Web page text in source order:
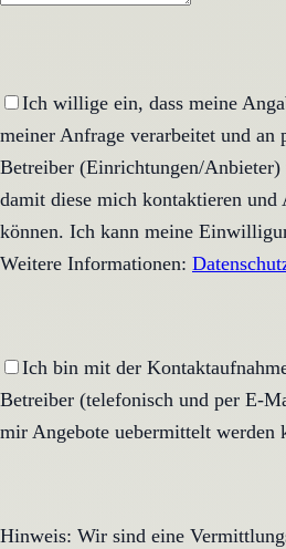
Ich willige ein, dass meine
meiner Anfrage verarbeitet und an
Betreiber (Einrichtungen/Anbieter)
damit diese mich kontaktieren und
können. Ich kann meine
Weitere Informationen:
Ich bin mit der
Betreiber (telefonisch und per E-
mir Angebote uebermittelt werden
Hinweis: Wir sind eine